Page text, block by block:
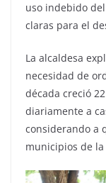
uso indebido
claras para el
La alcaldesa
necesidad de
década creció
diariamente a
considerando a
municipios de